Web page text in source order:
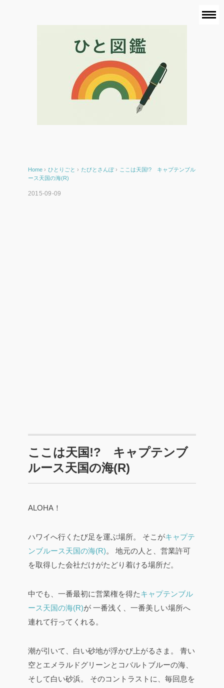
Home › ひとりごと › たびとさんぽ› ここは天国!? キャプテンブル
ース天国の海(R)
2015-09-09
ここは天国!? キャプテンブ
ルース天国の海(R)
ALOHA！
ハワイへ行くたび足を運ぶ場所。 そこがキャプテ
ンブルース天国の海(R)。
地元の人と、営業許可
を取得した会社だけがたどり着ける場所だ。
中でも、一番最初に営業権を得たキャプテンブル
ース天国の海(R)が 一番浅く、一番美しい場所へ
連れて行ってくれる。
潮が引いて、白い砂地が浮かび上がるさま。
青い
空とエメラルドグリーンとコバルトブルーの海、
そして白い砂浜。
そのコントラストに、毎回息を